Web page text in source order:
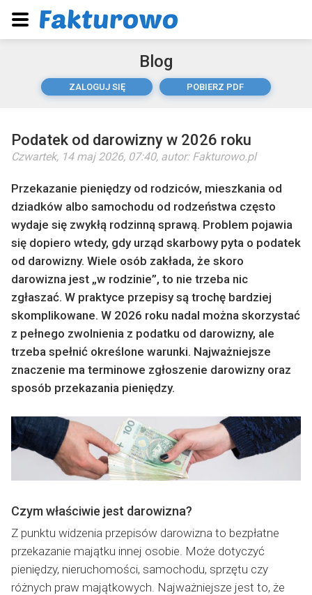
Blog
ZALOGUJ SIĘ POBIERZ PDF
Podatek od darowizny w 2026 roku
Czwartek, 14 maj 2026, 07:40, autor: Fakturowo.pl
Przekazanie pieniędzy od rodziców, mieszkania od
dziadków albo samochodu od rodzeństwa często
wydaje się zwykłą rodzinną sprawą. Problem pojawia
się dopiero wtedy, gdy urząd skarbowy pyta o podatek
od darowizny. Wiele osób zakłada, że skoro
darowizna jest „w rodzinie”, to nie trzeba nic
zgłaszać. W praktyce przepisy są trochę bardziej
skomplikowane. W 2026 roku nadal można skorzystać
z pełnego zwolnienia z podatku od darowizny, ale
trzeba spełnić określone warunki. Najważniejsze
znaczenie ma terminowe zgłoszenie darowizny oraz
sposób przekazania pieniędzy.
Czym właściwie jest darowizna?
Z punktu widzenia przepisów darowizna to bezpłatne
przekazanie majątku innej osobie. Może dotyczyć
pieniędzy, nieruchomości, samochodu, sprzętu czy
różnych praw majątkowych. Najważniejsze jest to, że